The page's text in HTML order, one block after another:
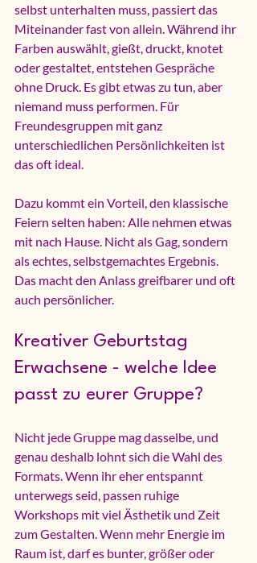
selbst unterhalten muss, passiert das
Miteinander fast von allein. Während ihr
Farben auswählt, gießt, druckt, knotet
oder gestaltet, entstehen Gespräche
ohne Druck. Es gibt etwas zu tun, aber
niemand muss performen. Für
Freundesgruppen mit ganz
unterschiedlichen Persönlichkeiten ist
das oft ideal.
Dazu kommt ein Vorteil, den klassische
Feiern selten haben: Alle nehmen etwas
mit nach Hause. Nicht als Gag, sondern
als echtes, selbstgemachtes Ergebnis.
Das macht den Anlass greifbarer und oft
auch persönlicher.
Kreativer Geburtstag
Erwachsene - welche Idee
passt zu eurer Gruppe?
Nicht jede Gruppe mag dasselbe, und
genau deshalb lohnt sich die Wahl des
Formats. Wenn ihr eher entspannt
unterwegs seid, passen ruhige
Workshops mit viel Ästhetik und Zeit
zum Gestalten. Wenn mehr Energie im
Raum ist, darf es bunter, größer oder